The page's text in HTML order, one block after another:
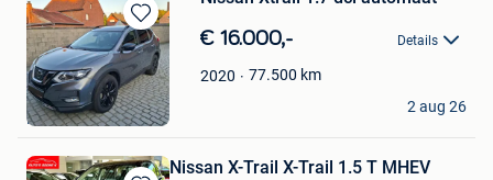
Bewaren
in
Mijn
Favorieten
€ 16.000,- Details
2020 77.500 km
E&D
Hulshout
2 aug 26
Nissan X-Trail X-Trail 1.5 T MHEV